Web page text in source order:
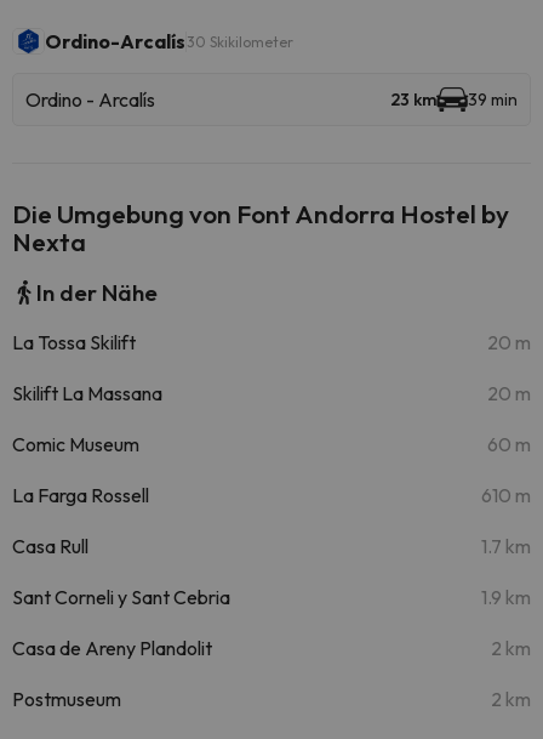
Ordino-Arcalís 30 Skikilometer
Ordino - Arcalís 23 km 39 min
Die Umgebung von Font Andorra Hostel by
Nexta
In der Nähe
La Tossa Skilift 20 m
Skilift La Massana 20 m
Comic Museum 60 m
La Farga Rossell 610 m
Casa Rull 1.7 km
Sant Corneli y Sant Cebria 1.9 km
Casa de Areny Plandolit 2 km
Postmuseum 2 km